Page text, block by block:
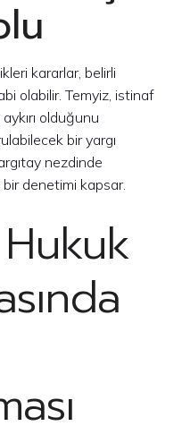
kararlar, belirli
olabilir. Temyiz, istinaf
olduğunu
bir yargı
nezdinde
bir denetimi kapsar.